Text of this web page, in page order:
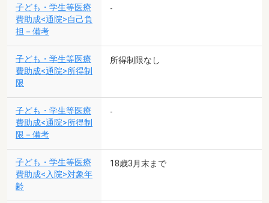
子ども・学生等医療
費助成<通院>自己負
担－備考
-
子ども・学生等医療
費助成<通院>所得制
限
所得制限なし
子ども・学生等医療
費助成<通院>所得制
限－備考
-
子ども・学生等医療
費助成<入院>対象年
齢
18歳3月末まで